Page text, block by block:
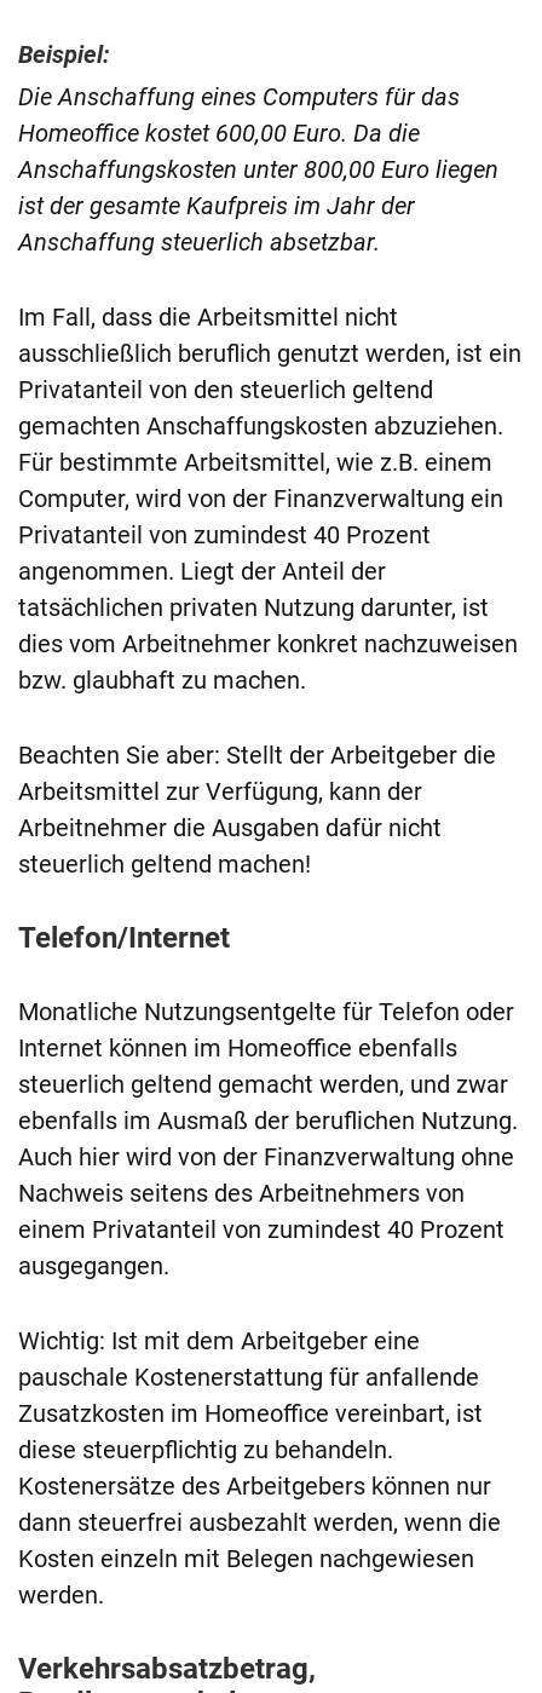
Beispiel:
Die Anschaffung eines Computers für das
Homeoffice kostet 600,00 Euro. Da die
Anschaffungskosten unter 800,00 Euro liegen
ist der gesamte Kaufpreis im Jahr der
Anschaffung steuerlich absetzbar.
Im Fall, dass die Arbeitsmittel nicht
ausschließlich beruflich genutzt werden, ist ein
Privatanteil von den steuerlich geltend
gemachten Anschaffungskosten abzuziehen.
Für bestimmte Arbeitsmittel, wie z.B. einem
Computer, wird von der Finanzverwaltung ein
Privatanteil von zumindest 40 Prozent
angenommen. Liegt der Anteil der
tatsächlichen privaten Nutzung darunter, ist
dies vom Arbeitnehmer konkret nachzuweisen
bzw. glaubhaft zu machen.
Beachten Sie aber: Stellt der Arbeitgeber die
Arbeitsmittel zur Verfügung, kann der
Arbeitnehmer die Ausgaben dafür nicht
steuerlich geltend machen!
Telefon/Internet
Monatliche Nutzungsentgelte für Telefon oder
Internet können im Homeoffice ebenfalls
steuerlich geltend gemacht werden, und zwar
ebenfalls im Ausmaß der beruflichen Nutzung.
Auch hier wird von der Finanzverwaltung ohne
Nachweis seitens des Arbeitnehmers von
einem Privatanteil von zumindest 40 Prozent
ausgegangen.
Wichtig: Ist mit dem Arbeitgeber eine
pauschale Kostenerstattung für anfallende
Zusatzkosten im Homeoffice vereinbart, ist
diese steuerpflichtig zu behandeln.
Kostenersätze des Arbeitgebers können nur
dann steuerfrei ausbezahlt werden, wenn die
Kosten einzeln mit Belegen nachgewiesen
werden.
Verkehrsabsatzbetrag,